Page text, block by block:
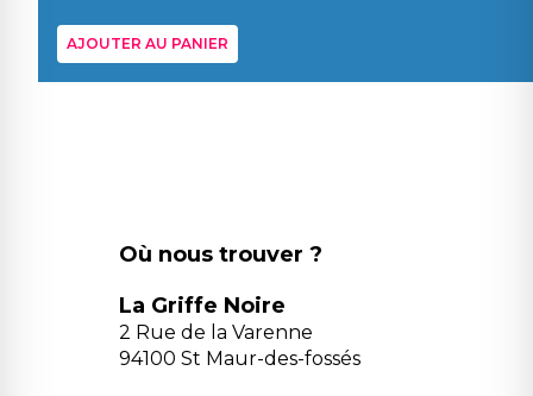
AJOUTER AU PANIER
Où nous trouver ?
La Griffe Noire
2 Rue de la Varenne
94100 St Maur-des-fossés